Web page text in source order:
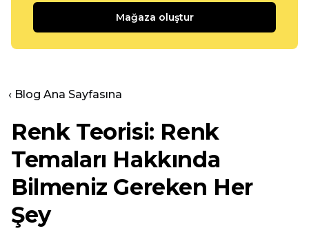
Mağaza oluştur
‹ Blog Ana Sayfasına
Renk Teorisi: Renk
Temaları Hakkında
Bilmeniz Gereken Her
Şey